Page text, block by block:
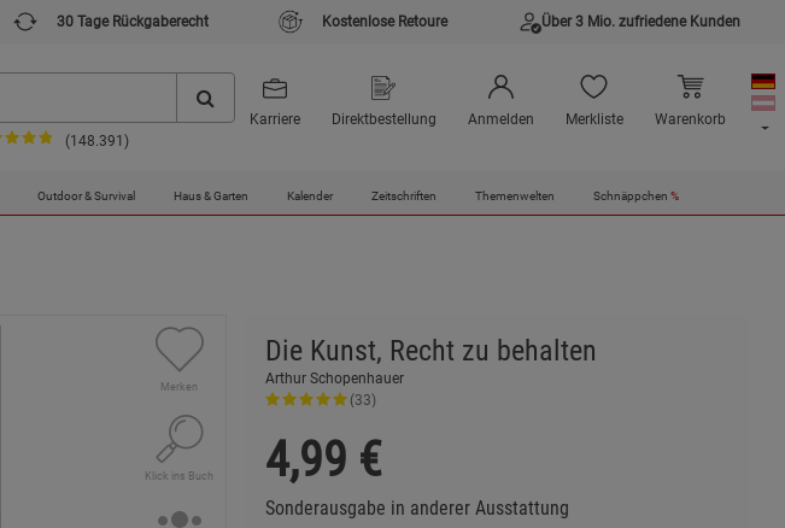
30 Tage Rückgaberecht Kostenlose Retoure Über 3 Mio. zufriedene Kunden
(148.391)
Karriere Direktbestellung Anmelden Merkliste Warenkorb
Outdoor & Survival Haus & Garten Kalender Zeitschriften Themenwelten Schnäppchen %
Merken
Klick ins Buch
Die Kunst, Recht zu behalten
Arthur Schopenhauer
(33)
4,99 €
Sonderausgabe in anderer Ausstattung